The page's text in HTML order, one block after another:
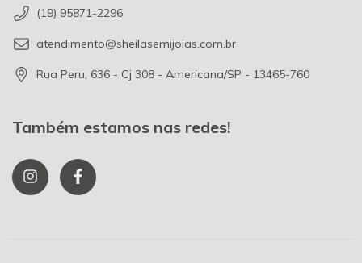
(19) 95871-2296
atendimento@sheilasemijoias.com.br
Rua Peru, 636 - Cj 308 - Americana/SP - 13465-760
Também estamos nas redes!